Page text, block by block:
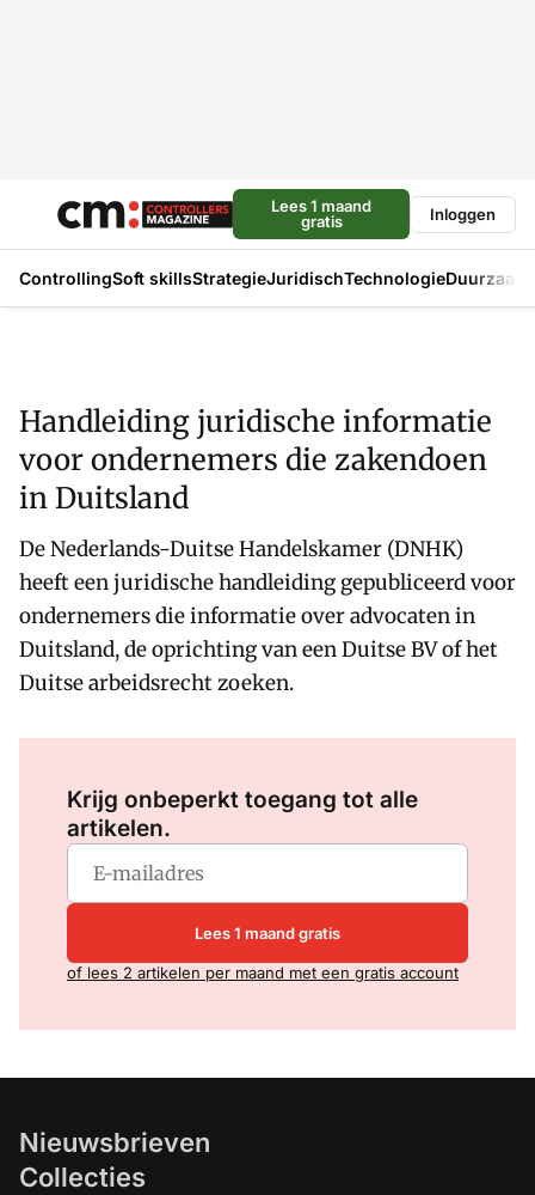
Lees 1 maand
gratis
Inloggen
ControllingSoft skillsStrategieJuridischTechnologie
Handleiding juridische informatie
voor ondernemers die zakendoen
in Duitsland
De Nederlands-Duitse Handelskamer (DNHK)
heeft een juridische handleiding gepubliceerd voor
ondernemers die informatie over advocaten in
Duitsland, de oprichting van een Duitse BV of het
Duitse arbeidsrecht zoeken.
Krijg onbeperkt toegang tot alle
artikelen.
Lees 1 maand gratis
of lees 2 artikelen per maand met een gratis account
Nieuwsbrieven
Collecties